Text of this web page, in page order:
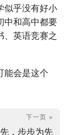
似乎没有好小
中和高中都要
、英语竞赛之
能会是这个
下一页 »
，步步为先